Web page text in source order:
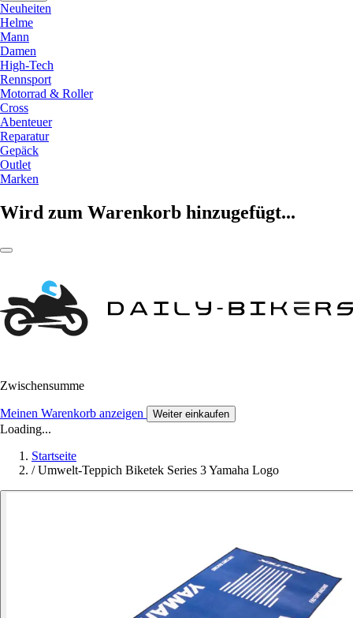
Neuheiten
Helme
Mann
Damen
High-Tech
Rennsport
Motorrad & Roller
Cross
Abenteuer
Reparatur
Gepäck
Outlet
Marken
Wird zum Warenkorb hinzugefügt...
Zwischensumme
Meinen Warenkorb anzeigen Weiter einkaufen
Loading...
Startseite
/ Umwelt-Teppich Biketek Series 3 Yamaha Logo